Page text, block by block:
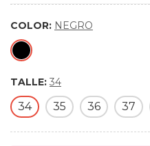
COLOR: NEGRO
TALLE: 34
34 35 36 37